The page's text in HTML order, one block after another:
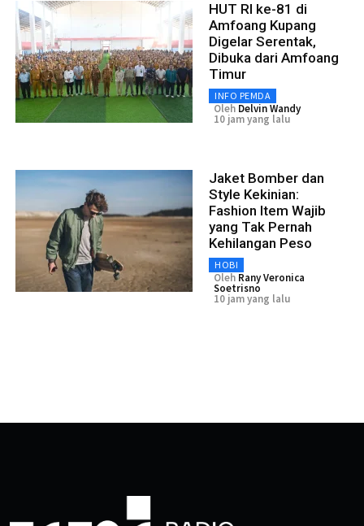
HUT RI ke-81 di
Amfoang Kupang
Digelar Serentak,
Dibuka dari Amfoang
Timur
INFO PEMDA
Oleh Delvin Wandy
10 jam yang lalu
Jaket Bomber dan
Style Kekinian:
Fashion Item Wajib
yang Tak Pernah
Kehilangan Peso
HOBI
Oleh Rany Veronica
Soetrisno
10 jam yang lalu